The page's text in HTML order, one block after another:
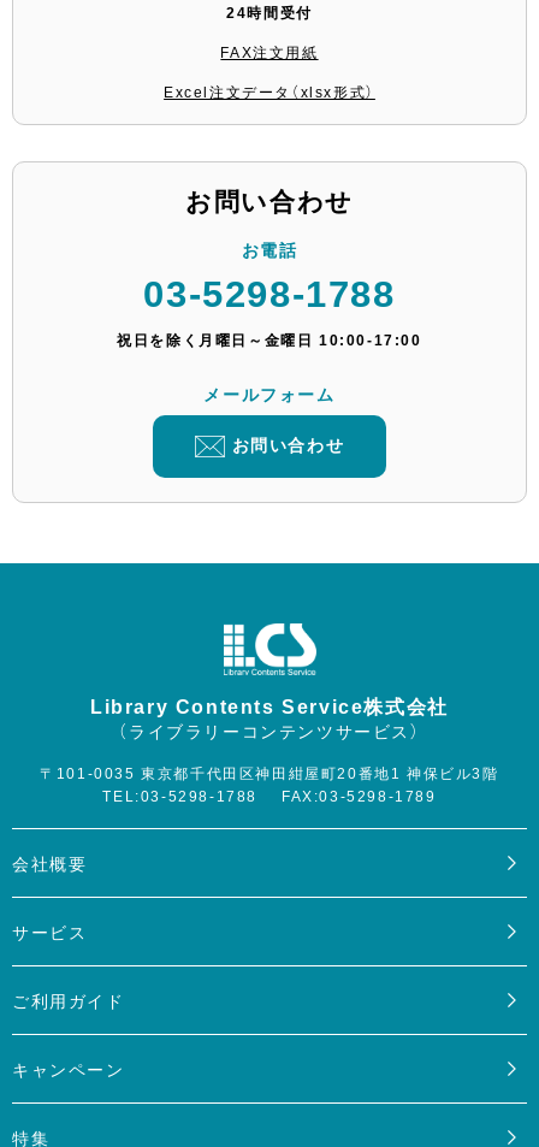
24時間受付
FAX注文用紙
Excel注文データ（xlsx形式）
お問い合わせ
お電話
03-5298-1788
祝日を除く月曜日～金曜日 10:00-17:00
メールフォーム
お問い合わせ
Library Contents Service株式会社
（ライブラリーコンテンツサービス）
〒101-0035 東京都千代田区神田紺屋町20番地1 神保ビル3階
TEL:03-5298-1788
FAX:03-5298-1789
会社概要
サービス
ご利用ガイド
キャンペーン
特集